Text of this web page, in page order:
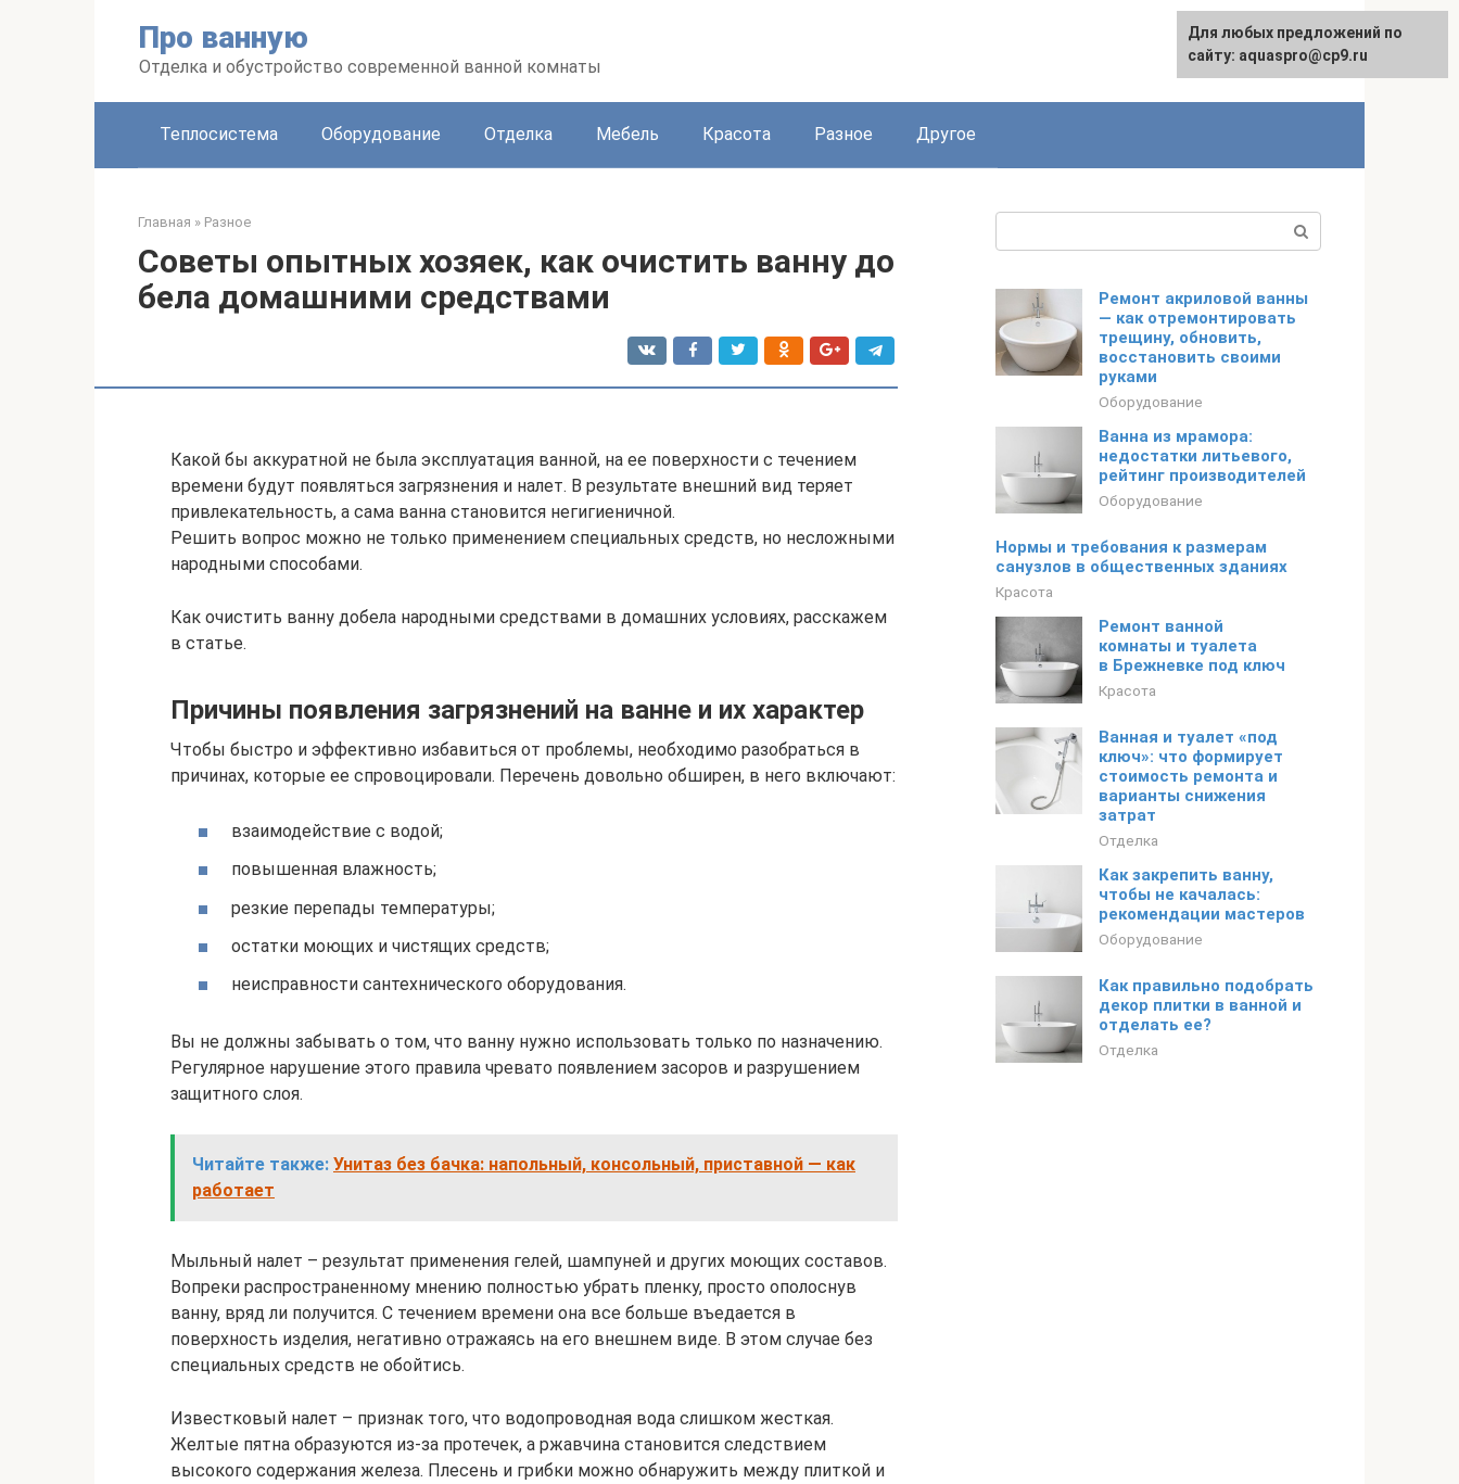
Про ванную
Отделка и обустройство современной ванной комнаты
Теплосистема Оборудование Отделка Мебель Красота Разное Другое
Главная » Разное
Советы опытных хозяек, как очистить ванну до
бела домашними средствами
Какой бы аккуратной не была эксплуатация ванной, на ее поверхности с течением
времени будут появляться загрязнения и налет. В результате внешний вид теряет
привлекательность, а сама ванна становится негигиеничной.
Решить вопрос можно не только применением специальных средств, но несложными
народными способами.
Как очистить ванну добела народными средствами в домашних условиях, расскажем
в статье.
Причины появления загрязнений на ванне и их характер
Чтобы быстро и эффективно избавиться от проблемы, необходимо разобраться в
причинах, которые ее спровоцировали. Перечень довольно обширен, в него включают:
взаимодействие с водой;
повышенная влажность;
резкие перепады температуры;
остатки моющих и чистящих средств;
неисправности сантехнического оборудования.
Вы не должны забывать о том, что ванну нужно использовать только по назначению.
Регулярное нарушение этого правила чревато появлением засоров и разрушением
защитного слоя.
Читайте также: Унитаз без бачка: напольный, консольный, приставной — как
работает
Мыльный налет – результат применения гелей, шампуней и других моющих составов.
Вопреки распространенному мнению полностью убрать пленку, просто ополоснув
ванну, вряд ли получится. С течением времени она все больше въедается в
поверхность изделия, негативно отражаясь на его внешнем виде. В этом случае без
специальных средств не обойтись.
Известковый налет – признак того, что водопроводная вода слишком жесткая.
Желтые пятна образуются из-за протечек, а ржавчина становится следствием
высокого содержания железа. Плесень и грибки можно обнаружить между плиткой и
Ремонт акриловой ванны
— как отремонтировать
трещину, обновить,
восстановить своими
руками
Оборудование
Ванна из мрамора:
недостатки литьевого,
рейтинг производителей
Оборудование
Нормы и требования к размерам
санузлов в общественных зданиях
Красота
Ремонт ванной
комнаты и туалета
в Брежневке под ключ
Красота
Ванная и туалет «под
ключ»: что формирует
стоимость ремонта и
варианты снижения
затрат
Отделка
Как закрепить ванну,
чтобы не качалась:
рекомендации мастеров
Оборудование
Как правильно подобрать
декор плитки в ванной и
отделать ее?
Отделка
Для любых предложений по
сайту: aquaspro@cp9.ru